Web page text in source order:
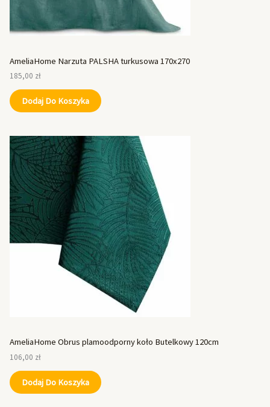
AmeliaHome Narzuta PALSHA turkusowa 170x270
185,00 zł
Dodaj Do Koszyka
AmeliaHome Obrus plamoodporny koło Butelkowy 120cm
106,00 zł
Dodaj Do Koszyka